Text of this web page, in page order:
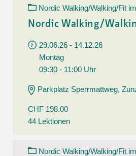
Nordic Walking/Walking/Fit
Nordic Walking/
29.06.26 - 14.12.26
Montag
09:30 - 11:00 Uhr
Parkplatz Sperrmattweg,
CHF 198.00
44 Lektionen
Nordic Walking/Walking/Fit